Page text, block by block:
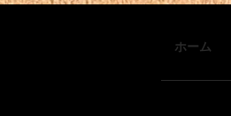
ホーム